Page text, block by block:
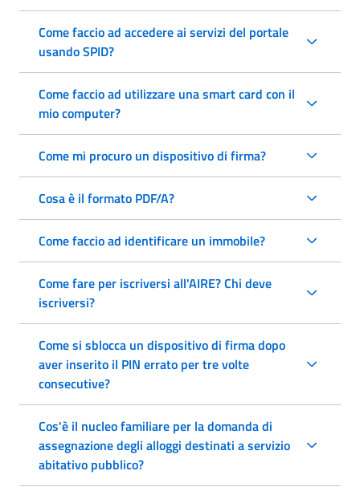
Come faccio ad accedere ai servizi del portale
usando SPID?
Come faccio ad utilizzare una smart card con il
mio computer?
Come mi procuro un dispositivo di firma?
Cosa è il formato PDF/A?
Come faccio ad identificare un immobile?
Come fare per iscriversi all'AIRE? Chi deve
iscriversi?
Come si sblocca un dispositivo di firma dopo
aver inserito il PIN errato per tre volte
consecutive?
Cos'è il nucleo familiare per la domanda di
assegnazione degli alloggi destinati a servizio
abitativo pubblico?